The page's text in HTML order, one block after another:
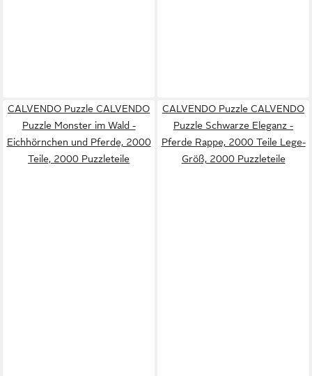
CALVENDO Puzzle CALVENDO
Puzzle Monster im Wald -
Eichhörnchen und Pferde, 2000
Teile, 2000 Puzzleteile
CALVENDO Puzzle CALVENDO
Puzzle Schwarze Eleganz -
Pferde Rappe, 2000 Teile Lege-
Größ, 2000 Puzzleteile